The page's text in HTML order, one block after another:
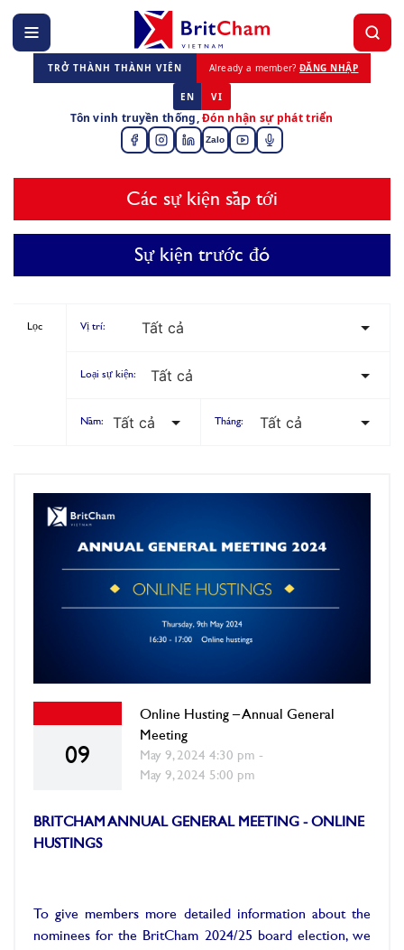
TRỞ THÀNH THÀNH VIÊN Already a member? ĐĂNG NHẬP
EN VI
Tôn vinh truyền thống,Đón nhận sự phát triển
Zalo
Các sự kiện sắp tới
Sự kiện trước đó
Lọc Vị trí:
Loại sự kiện:
Năm: Tháng:
09
Online Husting – Annual General
Meeting
May 9, 2024 4:30 pm -
May 9, 2024 5:00 pm
BRITCHAM ANNUAL GENERAL MEETING - ONLINE
HUSTINGS
To give members more detailed information about the
nominees for the BritCham 2024/25 board election, we